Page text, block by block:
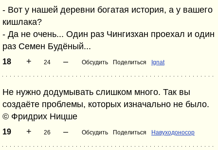
- Вот у нашей деревни богатая история, а у вашего
кишлака?
- Да не очень... Один раз Чингизхан проехал и один
раз Семен Будёный...
18 + 24 – Обсудить Поделиться Ignat
Не нужно додумывать слишком много. Так вы
создаёте проблемы, которых изначально не было.
© Фридрих Ницше
19 + 26 – Обсудить Поделиться Навуходоносор